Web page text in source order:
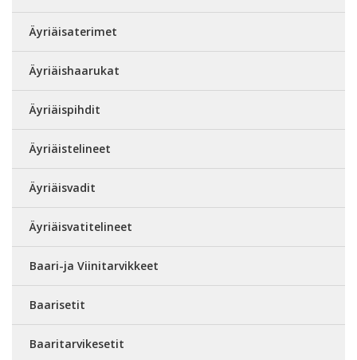
Äyriäisaterimet
Äyriäishaarukat
Äyriäispihdit
Äyriäistelineet
Äyriäisvadit
Äyriäisvatitelineet
Baari-ja Viinitarvikkeet
Baarisetit
Baaritarvikesetit